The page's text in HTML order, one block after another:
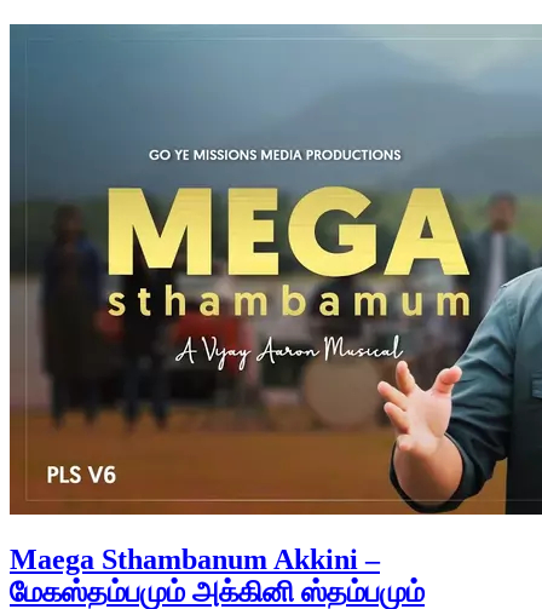
Maega Sthambanum Akkini –
மேகஸ்தம்பமும் அக்கினி ஸ்தம்பமும்